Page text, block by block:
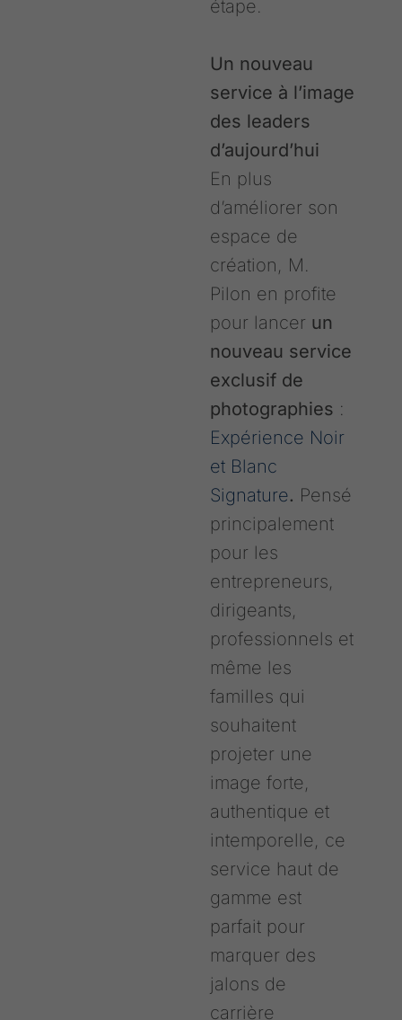
étape.
Un nouveau
service à l’image
des leaders
d’aujourd’hui
En plus
d’améliorer son
espace de
création, M.
Pilon en profite
pour lancer un
nouveau service
exclusif de
photographies :
Expérience Noir
et Blanc
Signature. Pensé
principalement
pour les
entrepreneurs,
dirigeants,
professionnels et
même les
familles qui
souhaitent
projeter une
image forte,
authentique et
intemporelle, ce
service haut de
gamme est
parfait pour
marquer des
jalons de
carrière